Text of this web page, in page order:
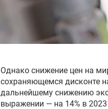
Однако снижение цен на
сохраняющемся дисконте
дальнейшему снижению
выражении — на 14% в 2023